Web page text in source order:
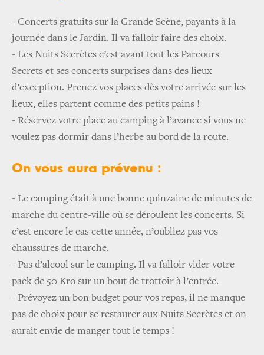
- Concerts gratuits sur la Grande Scène, payants à la
journée dans le Jardin. Il va falloir faire des choix.
- Les Nuits Secrètes c’est avant tout les Parcours
Secrets et ses concerts surprises dans des lieux
d’exception. Prenez vos places dès votre arrivée sur les
lieux, elles partent comme des petits pains !
- Réservez votre place au camping à l’avance si vous ne
voulez pas dormir dans l’herbe au bord de la route.
On vous aura prévenu :
- Le camping était à une bonne quinzaine de minutes de
marche du centre-ville où se déroulent les concerts. Si
c’est encore le cas cette année, n’oubliez pas vos
chaussures de marche.
- Pas d’alcool sur le camping. Il va falloir vider votre
pack de 50 Kro sur un bout de trottoir à l’entrée.
- Prévoyez un bon budget pour vos repas, il ne manque
pas de choix pour se restaurer aux Nuits Secrètes et on
aurait envie de manger tout le temps !